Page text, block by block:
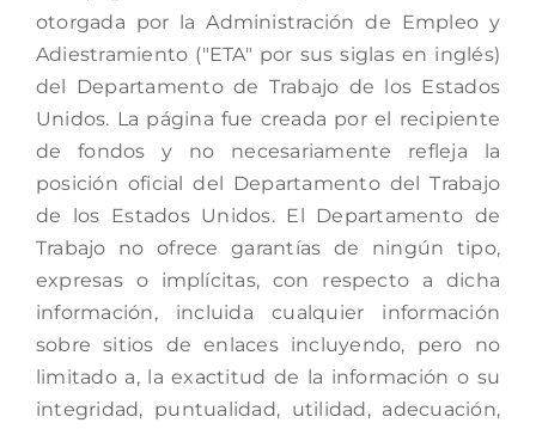
otorgada por la Administración de Empleo y
Adiestramiento ("ETA" por sus siglas en inglés)
del Departamento de Trabajo de los Estados
Unidos. La página fue creada por el recipiente
de fondos y no necesariamente refleja la
posición oficial del Departamento del Trabajo
de los Estados Unidos. El Departamento de
Trabajo no ofrece garantías de ningún tipo,
expresas o implícitas, con respecto a dicha
información, incluida cualquier información
sobre sitios de enlaces incluyendo, pero no
limitado a, la exactitud de la información o su
integridad, puntualidad, utilidad, adecuación,